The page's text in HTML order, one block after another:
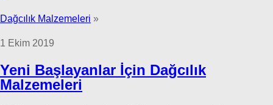
Dağcılık Malzemeleri »
1 Ekim 2019
Yeni Başlayanlar İçin Dağcılık
Malzemeleri